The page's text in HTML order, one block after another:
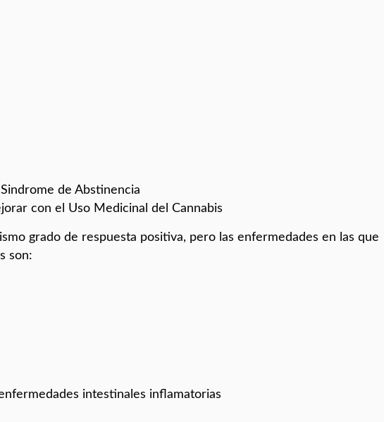
de Abstinencia
con el Uso Medicinal del Cannabis
grado de respuesta positiva, pero las enfermedades en las que
son:
intestinales inflamatorias